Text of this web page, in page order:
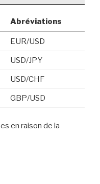
Abréviations
EUR/USD
USD/JPY
USD/CHF
GBP/USD
en raison de la